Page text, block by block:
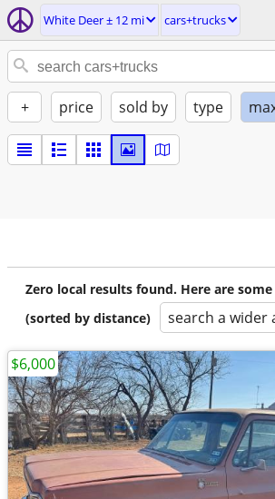
White Deer ± 12 mi cars+trucks
+ price sold by type
Zero local results found. Here are
(sorted by distance)
search a wider
$6,000